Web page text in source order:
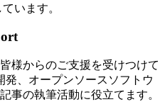
います。
様からのご支援を受けつけて
発、オープンソースソフトウ
事の執筆活動に役立てます。